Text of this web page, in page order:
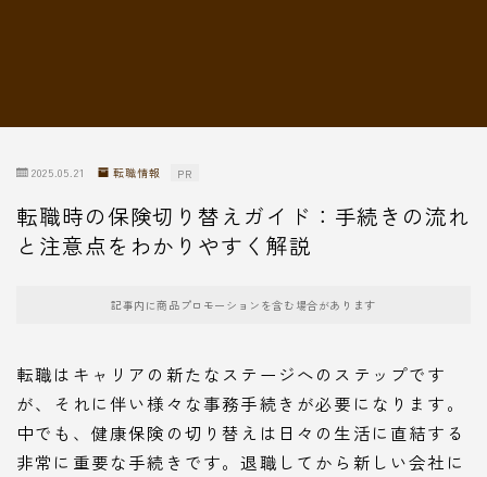
2025.05.21 転職情報 PR
転職時の保険切り替えガイド：手続きの流れ
と注意点をわかりやすく解説
記事内に商品プロモーションを含む場合があります
転職はキャリアの新たなステージへのステップです
が、それに伴い様々な事務手続きが必要になります。
中でも、健康保険の切り替えは日々の生活に直結する
非常に重要な手続きです。退職してから新しい会社に